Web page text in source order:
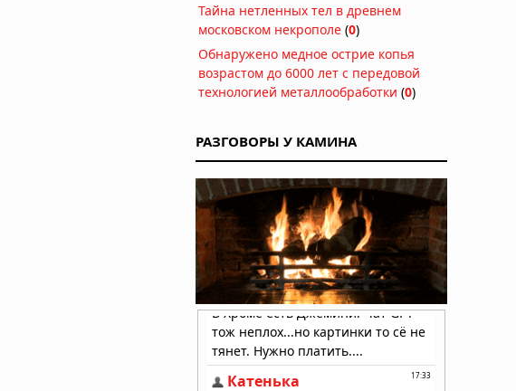
Тайна нетленных тел в древнем
московском некрополе (0)
Обнаружено медное острие копья
возрастом до 6000 лет с передовой
технологией металлообработки (0)
РАЗГОВОРЫ У КАМИНА